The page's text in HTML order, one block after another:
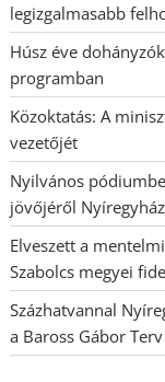
legizgalmasabb
Húsz éve
programban
Közoktatás: A
vezetőjét
Nyilvános
jövőjéről
Elveszett a
Szabolcs megyei
Százhatvannal
a Baross Gábor